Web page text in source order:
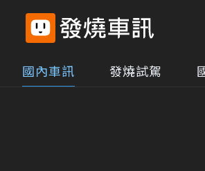
國內車訊 發燒試駕